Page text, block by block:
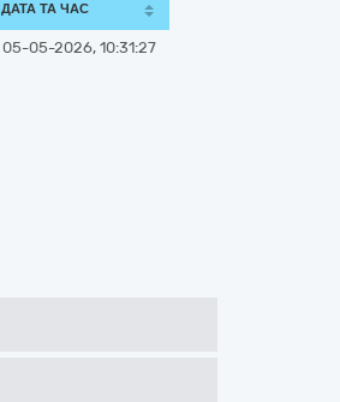
ДАТА ТА ЧАС
05-05-2026, 10:31:27